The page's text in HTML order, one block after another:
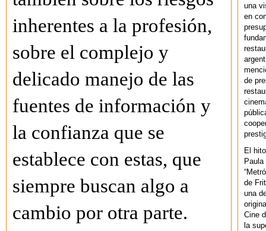
inherentes a la profesión,
sobre el complejo y
delicado manejo de las
fuentes de información y
la confianza que se
establece con estas, que
siempre buscan algo a
cambio por otra parte.
una
en
de
El
de
una
Cine
la